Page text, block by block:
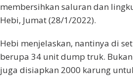
membersihkan saluran dan
Hebi, Jumat (28/1/2022).
Hebi menjelaskan, nantinya di
berupa 34 unit dump truk.
juga disiapkan 2000 karung